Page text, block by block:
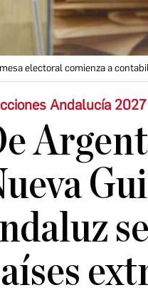
electoral comienza a
Andalucía 2027